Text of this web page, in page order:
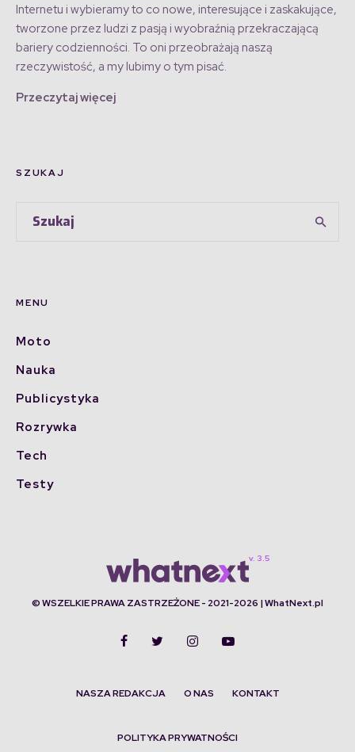
Internetu i wybieramy to co nowe, interesujące i zaskakujące,
tworzone przez ludzi z pasją i wyobraźnią przekraczającą
bariery codzienności. To oni przeobrażają naszą
rzeczywistość, a my lubimy o tym pisać.
Przeczytaj więcej
SZUKAJ
MENU
Moto
Nauka
Publicystyka
Rozrywka
Tech
Testy
© WSZELKIE PRAWA ZASTRZEŻONE - 2021-2026 | WhatNext.pl
NASZA REDAKCJA O NAS KONTAKT
POLITYKA PRYWATNOŚCI